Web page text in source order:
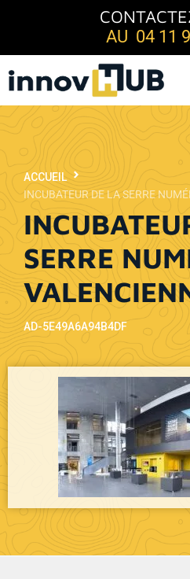
AU 04 11
SERRE
ACCUEIL
INCUBATEUR DE LA SERRE
AD-5E49A6A94B4DF